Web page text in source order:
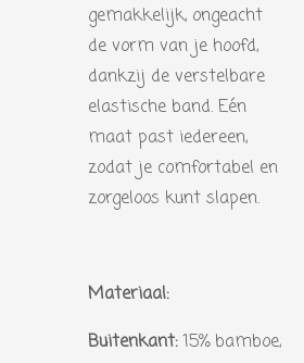
gemakkelijk, ongeacht
de vorm van je hoofd,
dankzij de verstelbare
elastische band. Eén
maat past iedereen,
zodat je comfortabel en
zorgeloos kunt slapen.
Materiaal:
Buitenkant:15% bamboe,